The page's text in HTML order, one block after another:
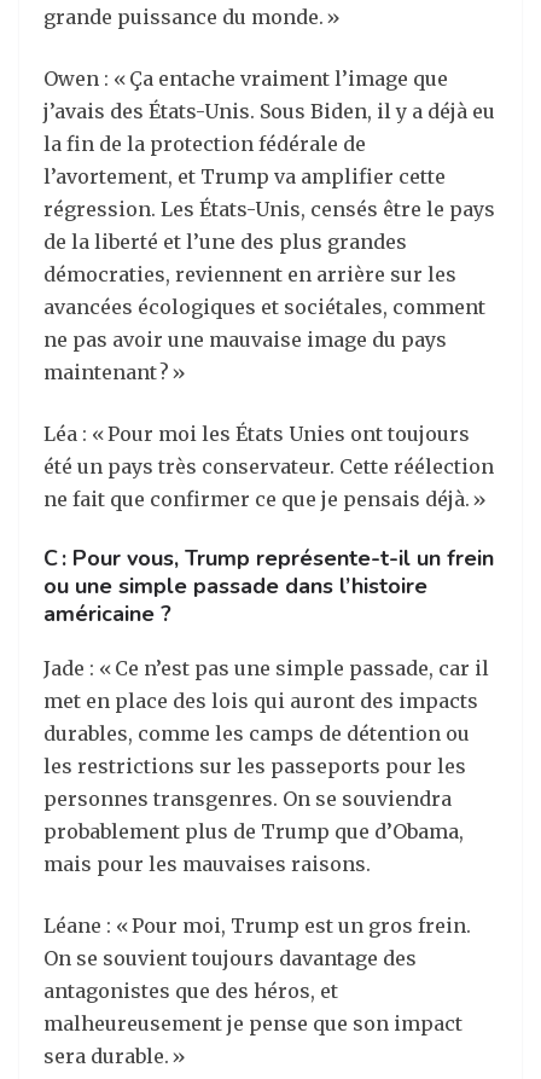
grande puissance du monde. »
Owen : « Ça entache vraiment l’image que
j’avais des États-Unis. Sous Biden, il y a déjà eu
la fin de la protection fédérale de
l’avortement, et Trump va amplifier cette
régression. Les États-Unis, censés être le pays
de la liberté et l’une des plus grandes
démocraties, reviennent en arrière sur les
avancées écologiques et sociétales, comment
ne pas avoir une mauvaise image du pays
maintenant ? »
Léa : « Pour moi les États Unies ont toujours
été un pays très conservateur. Cette réélection
ne fait que confirmer ce que je pensais déjà. »
C : Pour vous, Trump représente-t-il un frein
ou une simple passade dans l’histoire
américaine ?
Jade : « Ce n’est pas une simple passade, car il
met en place des lois qui auront des impacts
durables, comme les camps de détention ou
les restrictions sur les passeports pour les
personnes transgenres. On se souviendra
probablement plus de Trump que d’Obama,
mais pour les mauvaises raisons.
Léane : « Pour moi, Trump est un gros frein.
On se souvient toujours davantage des
antagonistes que des héros, et
malheureusement je pense que son impact
sera durable. »